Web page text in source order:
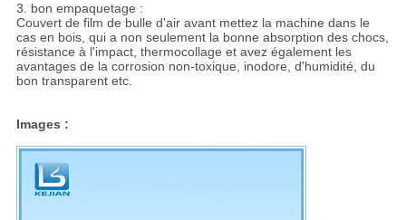
3. bon empaquetage :
Couvert de film de bulle d'air avant mettez la machine dans le
cas en bois, qui a non seulement la bonne absorption des chocs,
résistance à l'impact, thermocollage et avez également les
avantages de la corrosion non-toxique, inodore, d'humidité, du
bon transparent etc.
Images :